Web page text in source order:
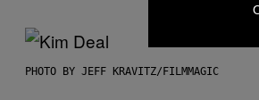
PHOTO BY JEFF KRAVITZ/FILMMAGIC